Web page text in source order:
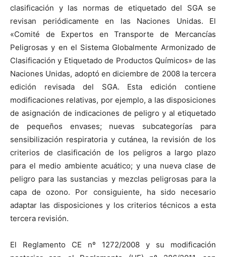
clasificación y las normas de etiquetado del SGA se
revisan periódicamente en las Naciones Unidas. El
«Comité de Expertos en Transporte de Mercancías
Peligrosas y en el Sistema Globalmente Armonizado de
Clasificación y Etiquetado de Productos Químicos» de las
Naciones Unidas, adoptó en diciembre de 2008 la tercera
edición revisada del SGA. Esta edición contiene
modificaciones relativas, por ejemplo, a las disposiciones
de asignación de indicaciones de peligro y al etiquetado
de pequeños envases; nuevas subcategorías para
sensibilización respiratoria y cutánea, la revisión de los
criterios de clasificación de los peligros a largo plazo
para el medio ambiente acuático; y una nueva clase de
peligro para las sustancias y mezclas peligrosas para la
capa de ozono. Por consiguiente, ha sido necesario
adaptar las disposiciones y los criterios técnicos a esta
tercera revisión.
El Reglamento CE nº 1272/2008 y su modificación